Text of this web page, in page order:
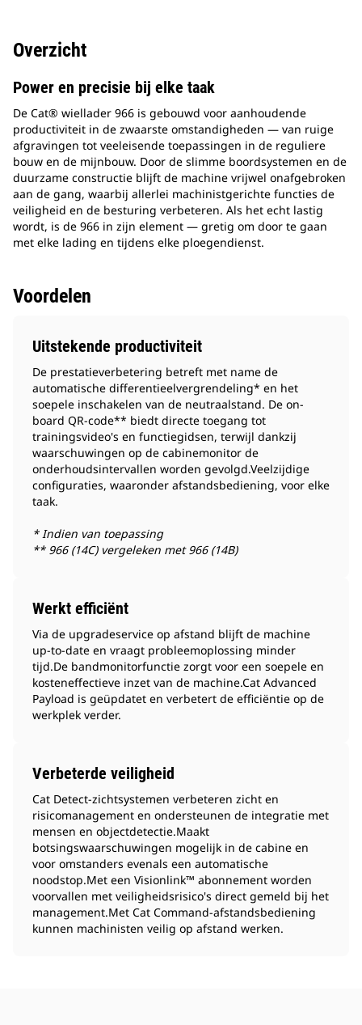
Overzicht
Power en precisie bij elke taak
De Cat® wiellader 966 is gebouwd voor aanhoudende
productiviteit in de zwaarste omstandigheden — van ruige
afgravingen tot veeleisende toepassingen in de reguliere
bouw en de mijnbouw. Door de slimme boordsystemen en de
duurzame constructie blijft de machine vrijwel onafgebroken
aan de gang, waarbij allerlei machinistgerichte functies de
veiligheid en de besturing verbeteren. Als het echt lastig
wordt, is de 966 in zijn element — gretig om door te gaan
met elke lading en tijdens elke ploegendienst.
Voordelen
Uitstekende productiviteit
De prestatieverbetering betreft met name de
automatische differentieelvergrendeling* en het
soepele inschakelen van de neutraalstand. De on-
board QR-code** biedt directe toegang tot
trainingsvideo's en functiegidsen, terwijl dankzij
waarschuwingen op de cabinemonitor de
onderhoudsintervallen worden gevolgd.Veelzijdige
configuraties, waaronder afstandsbediening, voor elke
taak.
* Indien van toepassing
** 966 (14C) vergeleken met 966 (14B)
Werkt efficiënt
Via de upgradeservice op afstand blijft de machine
up-to-date en vraagt probleemoplossing minder
tijd.De bandmonitorfunctie zorgt voor een soepele en
kosteneffectieve inzet van de machine.Cat Advanced
Payload is geüpdatet en verbetert de efficiëntie op de
werkplek verder.
Verbeterde veiligheid
Cat Detect-zichtsystemen verbeteren zicht en
risicomanagement en ondersteunen de integratie met
mensen en objectdetectie.Maakt
botsingswaarschuwingen mogelijk in de cabine en
voor omstanders evenals een automatische
noodstop.Met een Visionlink™ abonnement worden
voorvallen met veiligheidsrisico's direct gemeld bij het
management.Met Cat Command-afstandsbediening
kunnen machinisten veilig op afstand werken.